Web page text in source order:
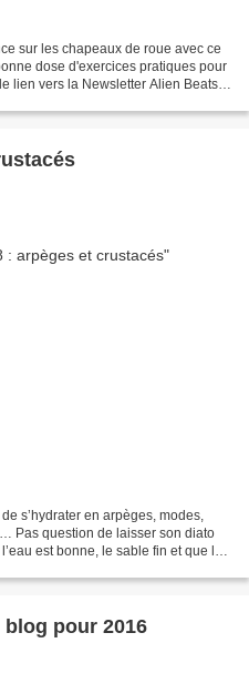
sur les chapeaux de roue avec ce
dose d'exercices pratiques pour
lien vers la Newsletter Alien Beats
s’hydrater en arpèges, modes,
Pas question de laisser son diato
est bonne, le sable fin et que la
pour 2016